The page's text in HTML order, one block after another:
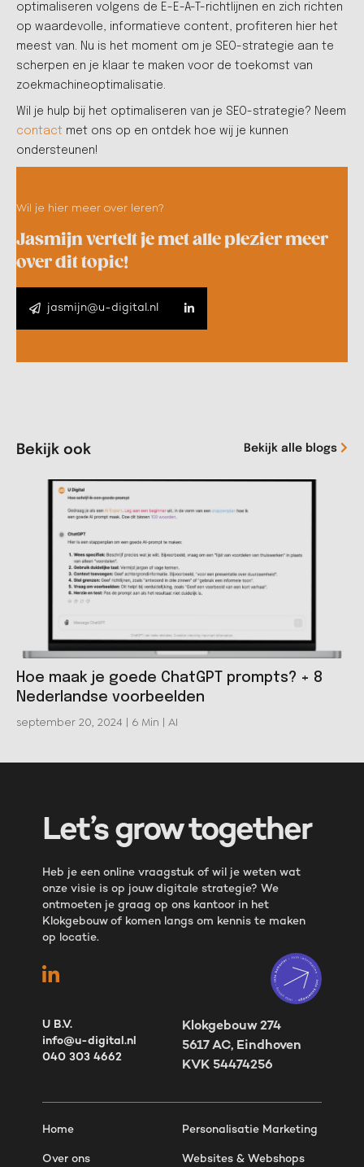
optimaliseren volgens de E-E-A-T-richtlijnen en zich richten
op waardevolle, informatieve content, profiteren hier het
meest van. Nu is het moment om je SEO-strategie aan te
scherpen en je klaar te maken voor de toekomst van
zoekmachineoptimalisatie.
Wil je hulp bij het optimaliseren van je SEO-strategie? Neem
contact met ons op en ontdek hoe wij je kunnen
ondersteunen!
Wil je hier meer over leren?
Jasmijn vertelt je met alle plezier meer
over dit topic!
jasmijn@u-digital.nl
Bekijk ook Bekijk alle blogs
Hoe maak je goede ChatGPT prompts? + 8
Nederlandse voorbeelden
september 20, 2024 | 6 Min | AI
Let’s grow together
Heb je een online vraagstuk of wil je weten wat
onze visie is op jouw digitale strategie? We
ontmoeten je graag op ons kantoor in het
Klokgebouw of komen langs om kennis te maken
op locatie.
U B.V.
info@u-digital.nl
040 303 4662
Klokgebouw 274
5617 AC, Eindhoven
KVK 54474256
Home Personalisatie Marketing
Over ons Websites & Webshops